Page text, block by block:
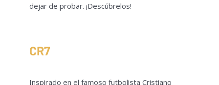
dejar de probar. ¡Descúbrelos!
CR7
Inspirado en el famoso futbolista Cristiano